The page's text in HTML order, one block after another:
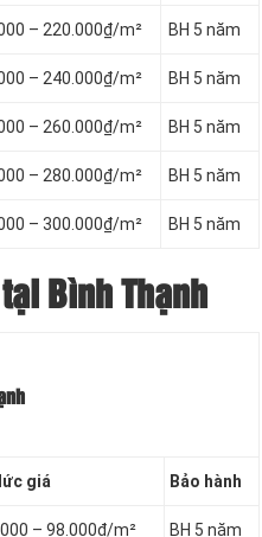
– 220.000₫/m² BH 5 năm
– 240.000₫/m² BH 5 năm
– 260.000₫/m² BH 5 năm
– 280.000₫/m² BH 5 năm
– 300.000₫/m² BH 5 năm
Bình Thạnh
giá Bảo hành
– 98.000₫/m² BH 5 năm